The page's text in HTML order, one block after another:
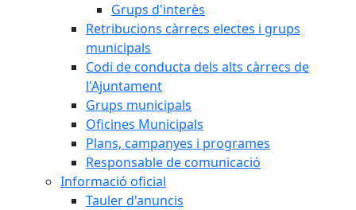
Grups d'interès
Retribucions càrrecs electes i grups
municipals
Codi de conducta dels alts càrrecs de
l'Ajuntament
Grups municipals
Oficines Municipals
Plans, campanyes i programes
Responsable de comunicació
Informació oficial
Tauler d'anuncis